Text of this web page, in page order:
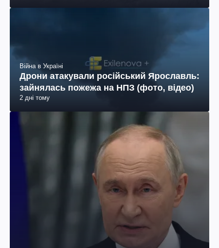
Війна в Україні
Дрони атакували російський Ярославль:
зайнялась пожежа на НПЗ (фото, відео)
2 дні тому